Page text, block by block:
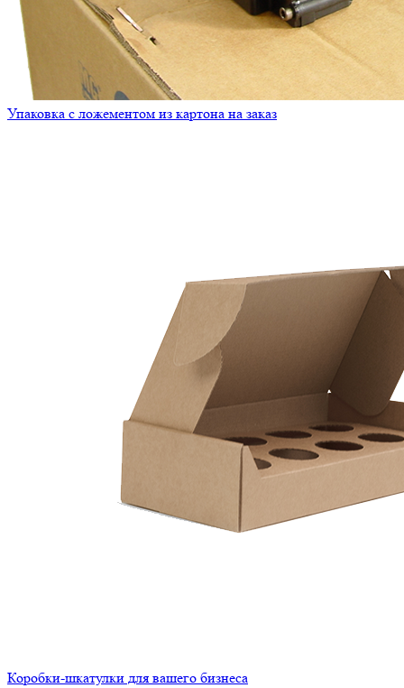
Упаковка с ложементом из картона на заказ
Коробки-шкатулки для вашего бизнеса